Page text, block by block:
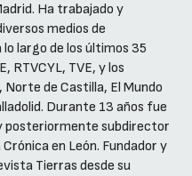
Ha trabajado y
medios de
largo de los últimos 35
RTVCYL, TVE, y los
Norte de Castilla, El Mundo
Durante 13 años fue
subdirector
en León. Fundador y
Tierras desde su